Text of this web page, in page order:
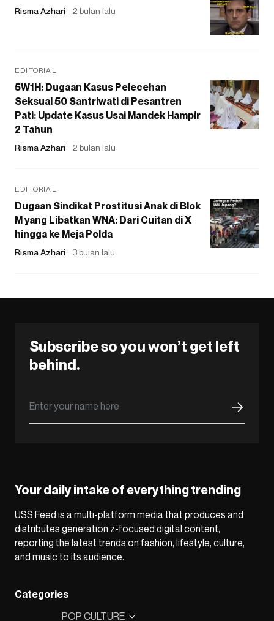
Risma Azhari 2 bulan lalu
EDITORIAL
5W1H: Dugaan Kasus Pelecehan
Seksual 50 Santriwati di Pesantren
Pati: Update Kasus Usai Mandek Hampir
2 Tahun
Risma Azhari 2 bulan lalu
EDITORIAL
Dugaan Sindikat Prostitusi Anak di Blok
M yang Libatkan WNA: Dari Cuitan di X
hingga ke Meja Polda
Risma Azhari 3 bulan lalu
Subscribe so you won’t get left
behind.
Your daily intake of everything trending
USS Feed is a multi-platform media that produces and
distributes generation z-focused digital content,
reporting the latest trends on fashion, lifestyle, culture,
and music to its audience.
Categories
POP CULTURE